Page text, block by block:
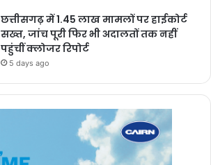
छत्तीसगढ़ में 1.45 लाख मामलों पर हाईकोर्ट
सख्त, जांच पूरी फिर भी अदालतों तक नहीं
पहुंचीं क्लोजर रिपोर्ट
5 days ago